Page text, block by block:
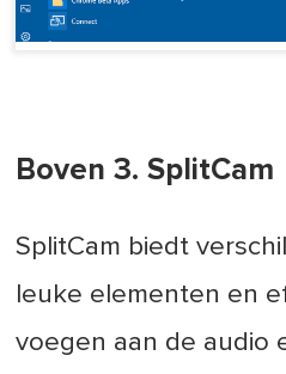
Boven 3. SplitCam
SplitCam biedt
leuke elementen en
voegen aan de audio